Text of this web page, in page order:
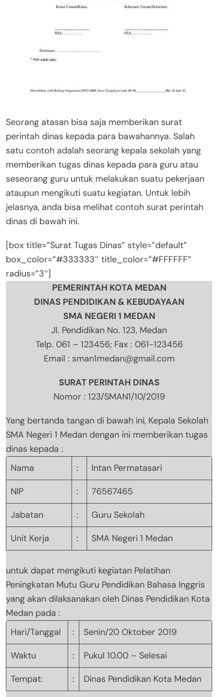
Seorang atasan bisa saja memberikan surat
perintah dinas kepada para bawahannya. Salah
satu contoh adalah seorang kepala sekolah yang
memberikan tugas dinas kepada para guru atau
seseorang guru untuk melakukan suatu pekerjaan
ataupun mengikuti suatu kegiatan. Untuk lebih
jelasnya, anda bisa melihat contoh surat perintah
dinas di bawah ini.
[box title=”Surat Tugas Dinas” style=”default”
box_color=”#333333″ title_color=”#FFFFFF”
radius=”3″]
PEMERINTAH KOTA MEDAN
DINAS PENDIDIKAN & KEBUDAYAAN
SMA NEGERI 1 MEDAN
Jl. Pendidikan No. 123, Medan
Telp. 061 – 123456; Fax : 061-123456
Email : sman1medan@gmail.com
SURAT PERINTAH DINAS
Nomor : 123/SMAN1/10/2019
Yang bertanda tangan di bawah ini, Kepala Sekolah
SMA Negeri 1 Medan dengan ini memberikan tugas
dinas kepada :
Nama
:
Intan Permatasari
NIP
:
76567465
Jabatan
:
Guru Sekolah
Unit Kerja
: SMA Negeri 1 Medan
untuk dapat mengikuti kegiatan Pelatihan
Peningkatan Mutu Guru Pendidikan Bahasa Inggris
yang akan dilaksanakan oleh Dinas Pendidikan Kota
Medan pada :
Hari/Tanggal
:
Senin/20 Oktober 2019
Waktu
:
Pukul 10.00 – Selesai
Tempat:
: Dinas Pendidikan Kota Medan